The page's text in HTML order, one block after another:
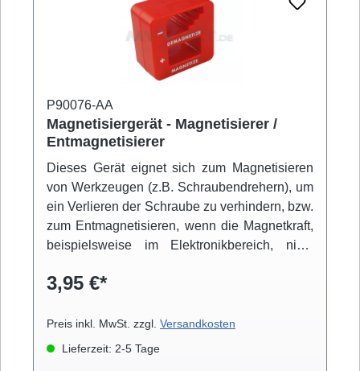
P90076-AA
Magnetisiergerät - Magnetisierer /
Entmagnetisierer
Dieses Gerät eignet sich zum Magnetisieren
von Werkzeugen (z.B. Schraubendrehern), um
ein Verlieren der Schraube zu verhindern, bzw.
zum Entmagnetisieren, wenn die Magnetkraft,
beispielsweise im Elektronikbereich, nicht
3,95 €*
Preis inkl. MwSt. zzgl. Versandkosten
Lieferzeit: 2-5 Tage